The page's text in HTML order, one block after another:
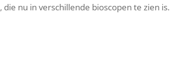
nu in verschillende bioscopen te zien is.